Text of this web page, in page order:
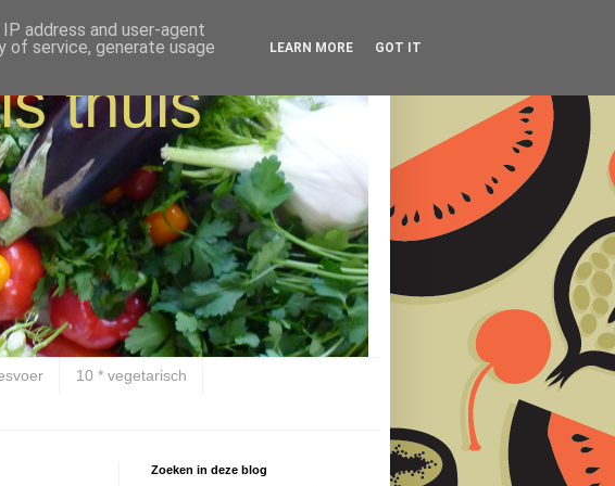
thuis
10 * vegetarisch
Zoeken in deze blog
address and user-agent
of service, generate usage
LEARN MORE GOT IT